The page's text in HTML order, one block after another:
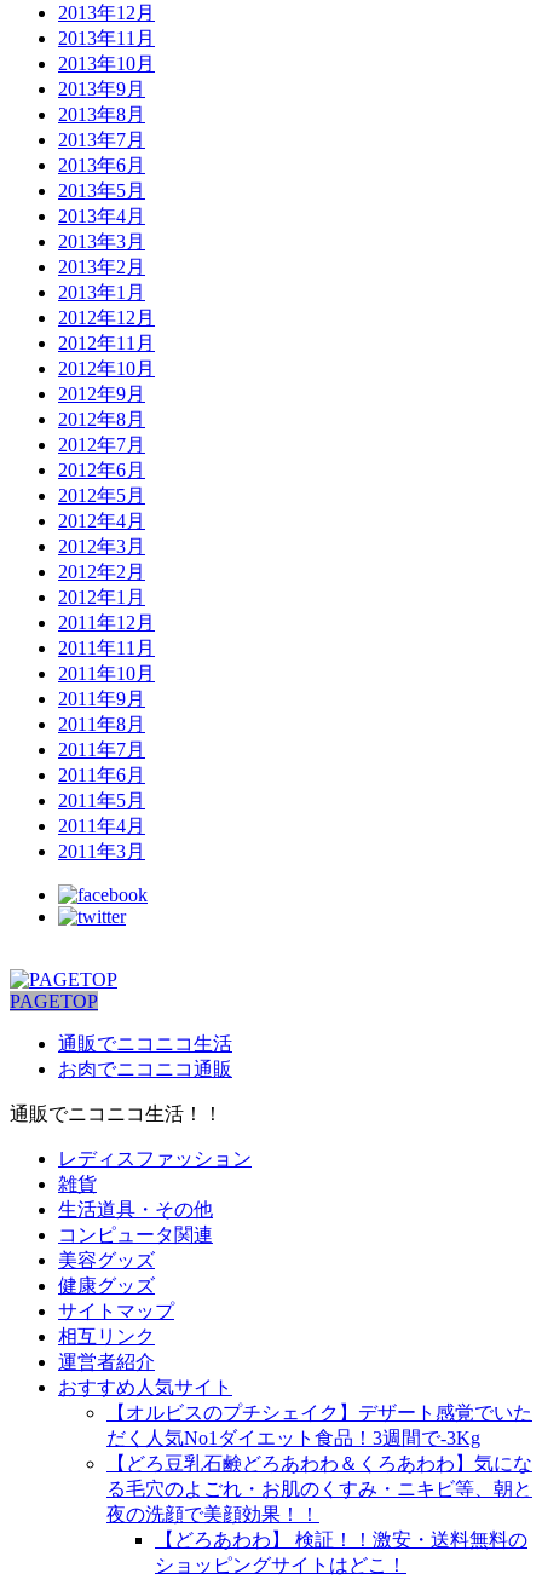
2013年12月
2013年11月
2013年10月
2013年9月
2013年8月
2013年7月
2013年6月
2013年5月
2013年4月
2013年3月
2013年2月
2013年1月
2012年12月
2012年11月
2012年10月
2012年9月
2012年8月
2012年7月
2012年6月
2012年5月
2012年4月
2012年3月
2012年2月
2012年1月
2011年12月
2011年11月
2011年10月
2011年9月
2011年8月
2011年7月
2011年6月
2011年5月
2011年4月
2011年3月
PAGETOP
通販でニコニコ生活
お肉でニコニコ通販
通販でニコニコ生活！！
レディスファッション
雑貨
生活道具・その他
コンピュータ関連
美容グッズ
健康グッズ
サイトマップ
相互リンク
運営者紹介
おすすめ人気サイト
【オルビスのプチシェイク】デザート感覚でいた
だく人気No1ダイエット食品！3週間で-3Kg
【どろ豆乳石鹸どろあわわ＆くろあわわ】気にな
る毛穴のよごれ・お肌のくすみ・ニキビ等、朝と
夜の洗顔で美顔効果！！
【どろあわわ】 検証！！激安・送料無料の
ショッピングサイトはどこ！